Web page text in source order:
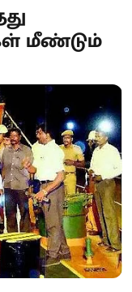
மீண்டும்